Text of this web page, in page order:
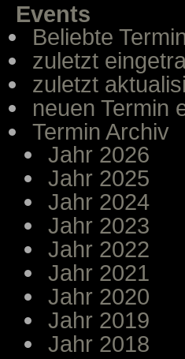
Events
Beliebte
zuletzt
zuletzt
neuen Termin
Termin Archiv
Jahr 2026
Jahr 2025
Jahr 2024
Jahr 2023
Jahr 2022
Jahr 2021
Jahr 2020
Jahr 2019
Jahr 2018